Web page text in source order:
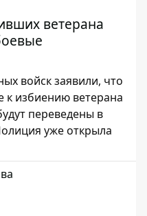
ветерана
войск заявили, что
избиению ветерана
переведены в
уже открыла